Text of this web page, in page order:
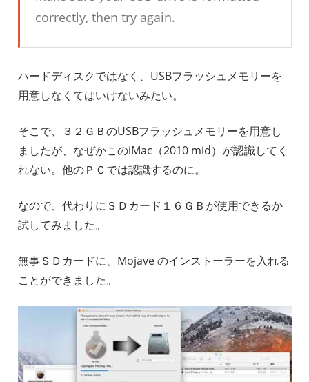
correctly, then try again.
ハードディスクではなく、USBフラッシュメモリーを
用意しなくてはいけないみたい。
そこで、３２ＧＢのUSBフラッシュメモリーを用意し
ましたが、なぜかこのiMac（2010 mid）が認識してく
れない。他のＰＣでは認識するのに。
なので、代わりにＳＤカード１６ＧＢが使用できるか
試してみました。
無事ＳＤカードに、Mojave のインストーラーを入れる
ことができました。